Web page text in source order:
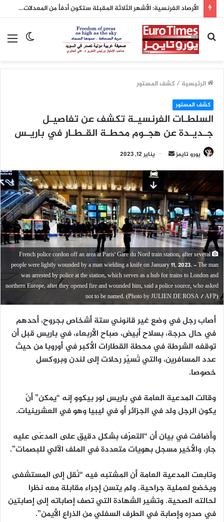
الأرصاد الفرنسية: الأشهر الثلاثة المقبلة ستكون أدفأ من المعدلات الطبيعية
الوضع
بحث
عن
الرئيسية /كشف المستور
كشف المستور
السلطـات الفرنسيـة تكشف عن تفاصيـل
جـديـدة عن هجـوم محطـة القـطـار في باريـس
يورو تايمز
أرسل
إلكترونيا
يناير 12, 2023
French police cordon off an area at Paris' Gare du Nord train station, after several
people were lightly wounded by a man wielding a knife on January 11, 2023. - The man
was arrested by police at the station, which serves as a hub for trains to London and
northern Europe, after they opened fire and wounded him, said a police source, who asked
not to be named. (Photo by JULIEN DE ROSA / AFP)
أصاب رجل في وضع غير قانوني ستة أشخاص بجروح، أحدهم
في حال حرجة، بسلاح أبيض، صباح الأربعاء، في باريس قبل أن
توقفه الشرطة في محطة القطارات الأكبر في أوروبا من حيث
عدد المسافرين، والتي تُسيّر رحلات إلى لندن وبروكسل
خصوصا.
وقالت المدعية العامة في باريس لور بيكوو إنه “يمكن” أنّ
يكون الرجل ولد في الجزائر أو في ليبيا وهو في العشرينيات.
وأضافت في بيان أن “التعرّف بشكل دقيق على المدعَى عليه
جار، والأخير مسجل بهويات متعددة في الملف الآلي للبصمات”.
وتابعت المدعية العامة أن المشتبه فيه “نُقل إلى المستشفى
ويخضع لعملية جراحية. ولم يتسن إجراء مقابلة معه نظرا
لحالته الصحية. وتشير الشهادة التي تصف إصاباته إلى إصابتين
في صدره وإصابة في الطرف السفلي من الذراع الأيمن”.